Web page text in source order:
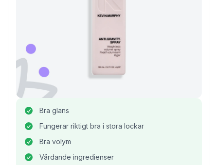
Bra glans
Fungerar riktigt bra i stora lockar
Bra volym
Vårdande ingredienser